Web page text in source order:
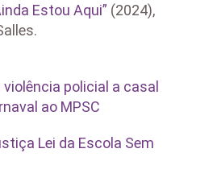
Estou Aqui” (2024),
policial a casal
ao MPSC
Lei da Escola Sem